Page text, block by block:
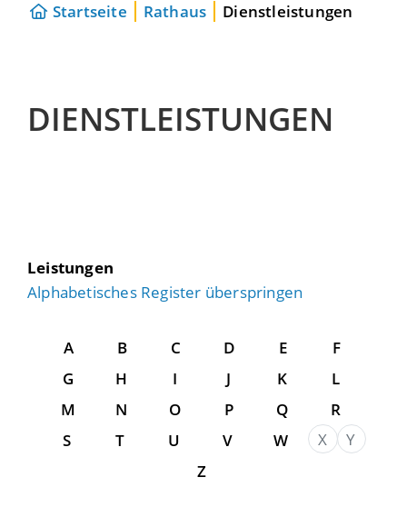
Startseite Rathaus Dienstleistungen
DIENSTLEISTUNGEN
Leistungen
Alphabetisches Register überspringen
A B C D E
F
G
H I J K
L
M
N O P Q
R
S
T U V W X
Y
Z